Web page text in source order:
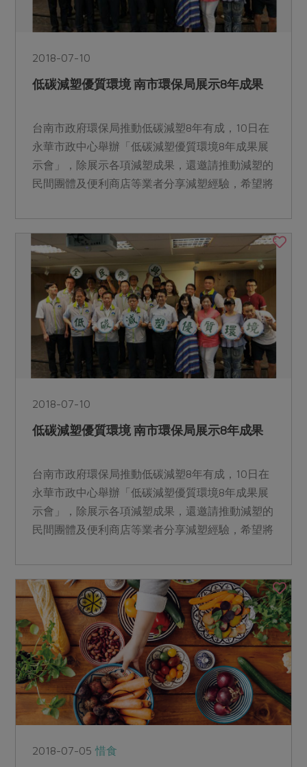
2018-07-10
低碳減塑優質環境 南市環保局展示8年成果
台南市政府環保局推動低碳減塑8年有成，10日在
永華市政中心舉辦「低碳減塑優質環境8年成果展
示會」，除展示各項減塑成果，還邀請推動減塑的
民間團體及便利商店等業者分享減塑經驗，希望將
2018-07-10
低碳減塑優質環境 南市環保局展示8年成果
台南市政府環保局推動低碳減塑8年有成，10日在
永華市政中心舉辦「低碳減塑優質環境8年成果展
示會」，除展示各項減塑成果，還邀請推動減塑的
民間團體及便利商店等業者分享減塑經驗，希望將
2018-07-05惜食